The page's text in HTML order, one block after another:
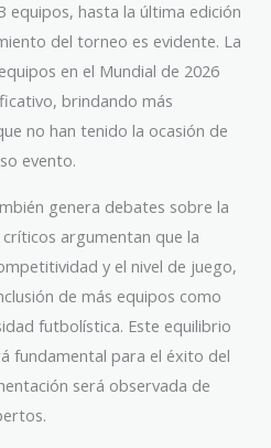
equipos, hasta la última edición
del torneo es evidente. La
en el Mundial de 2026
brindando más
no han tenido la ocasión de
evento.
genera debates sobre la
argumentan que la
y el nivel de juego,
de más equipos como
futbolística. Este equilibrio
fundamental para el éxito del
será observada de